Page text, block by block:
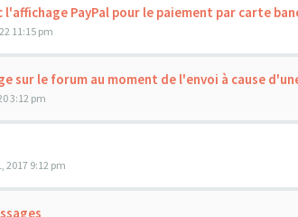
PayPal pour le paiement par carte
11:15 pm
sur le forum au moment de l'envoi à cause
3:12 pm
2017 9:12 pm